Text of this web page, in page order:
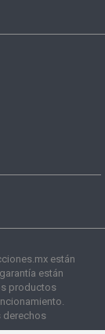
están
están
productos
derechos